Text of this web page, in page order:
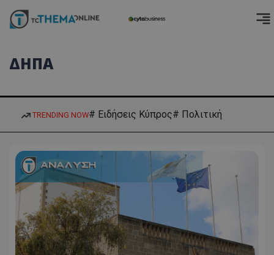
ΔΗΠΑ
TRENDING NOW# Ειδήσεις Κύπρος# Πολιτική